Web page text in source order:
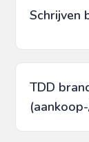
Schrijven
TDD